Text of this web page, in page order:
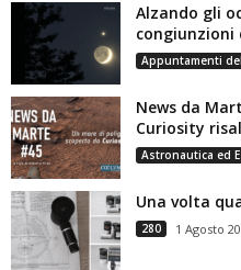
Alzando gli
congiunzioni
Appuntamenti
News da
Curiosity
Astronautica ed
Una volta
280 1 Agosto